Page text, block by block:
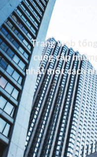
Trang web
cung cấp
nhất một cách